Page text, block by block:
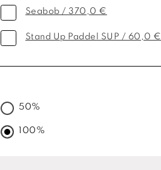
Seabob / 370,0 €
Stand Up Paddel SUP / 60,0 €
50%
100%